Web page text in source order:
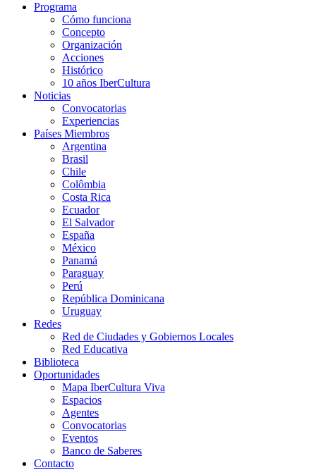
Programa
Cómo funciona
Concepto
Organización
Acciones
Histórico
10 años IberCultura
Noticias
Convocatorias
Experiencias
Países Miembros
Argentina
Brasil
Chile
Colômbia
Costa Rica
Ecuador
El Salvador
España
México
Panamá
Paraguay
Perú
República Dominicana
Uruguay
Redes
Red de Ciudades y Gobiernos Locales
Red Educativa
Biblioteca
Oportunidades
Mapa IberCultura Viva
Espacios
Agentes
Convocatorias
Eventos
Banco de Saberes
Contacto